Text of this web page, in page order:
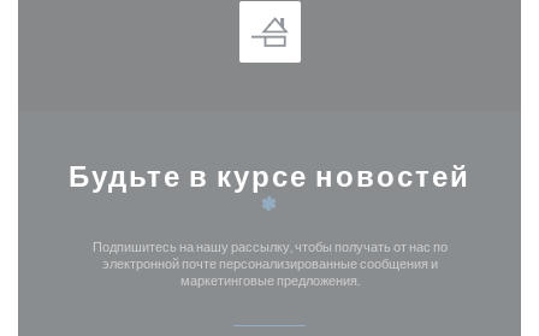
Будьте в курсе новостей
*
Подпишитесь на нашу рассылку, чтобы получать от нас по
электронной почте персонализированные сообщения и
маркетинговые предложения.